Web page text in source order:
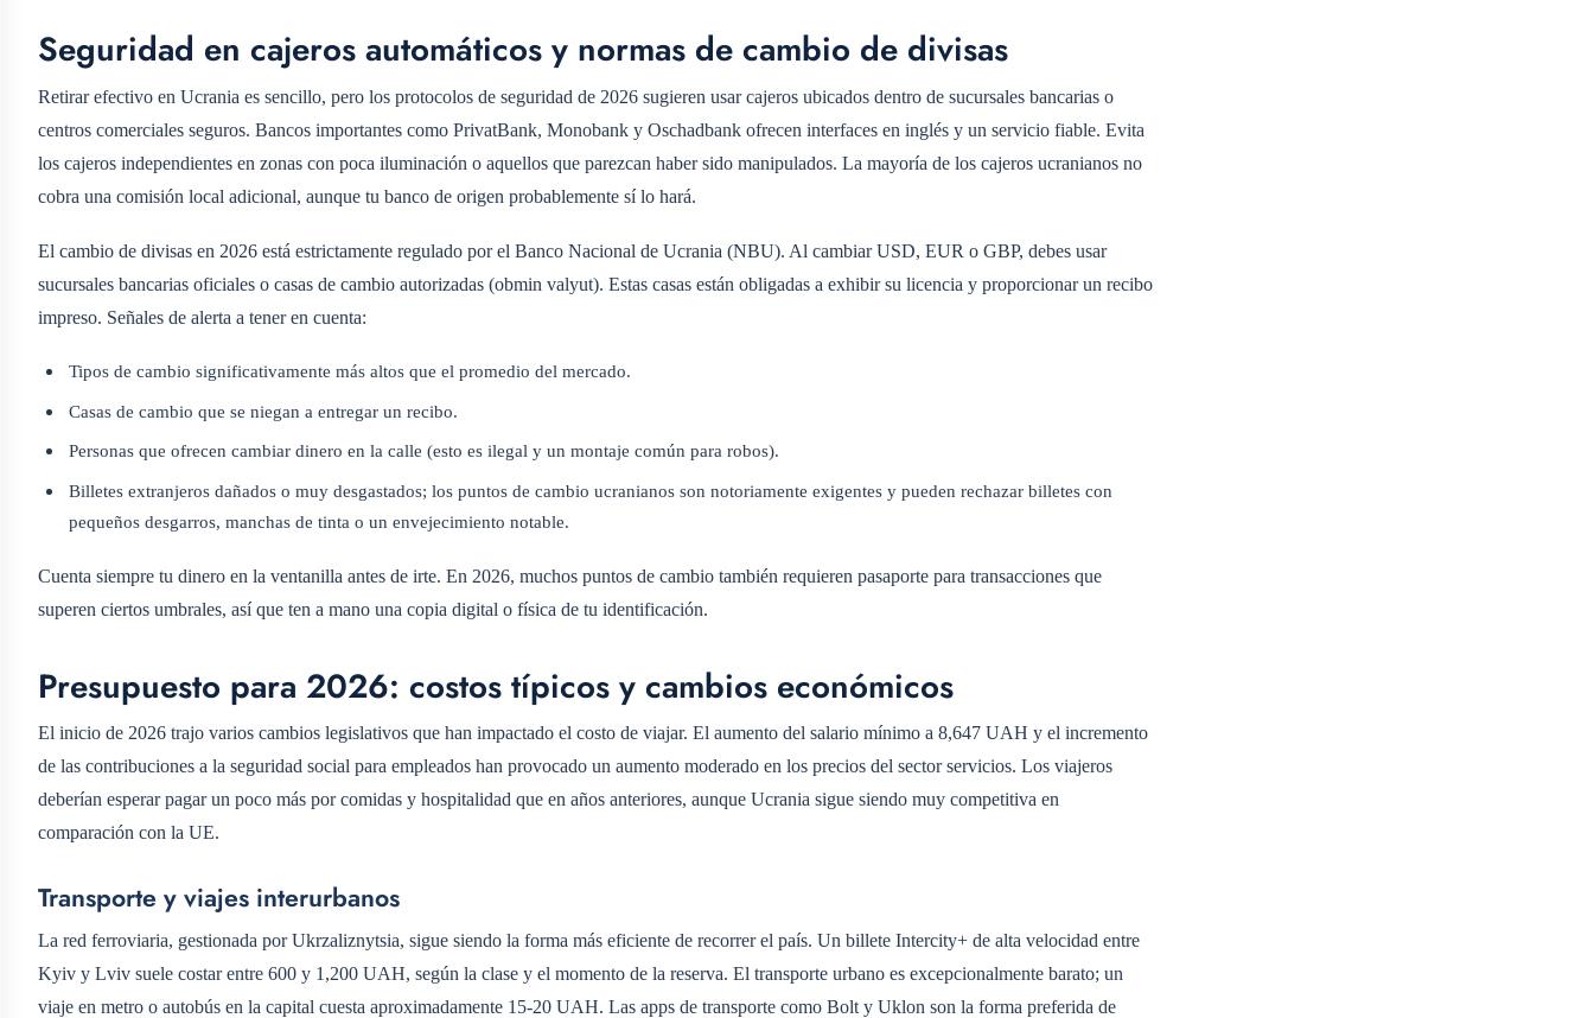
Seguridad en cajeros automáticos y normas de cambio de divisas
Retirar efectivo en Ucrania es sencillo, pero los protocolos de seguridad de 2026 sugieren usar cajeros ubicados dentro de sucursales bancarias o
centros comerciales seguros. Bancos importantes como PrivatBank, Monobank y Oschadbank ofrecen interfaces en inglés y un servicio fiable. Evita
los cajeros independientes en zonas con poca iluminación o aquellos que parezcan haber sido manipulados. La mayoría de los cajeros ucranianos no
cobra una comisión local adicional, aunque tu banco de origen probablemente sí lo hará.
El cambio de divisas en 2026 está estrictamente regulado por el Banco Nacional de Ucrania (NBU). Al cambiar USD, EUR o GBP, debes usar
sucursales bancarias oficiales o casas de cambio autorizadas (obmin valyut). Estas casas están obligadas a exhibir su licencia y proporcionar un recibo
impreso. Señales de alerta a tener en cuenta:
Tipos de cambio significativamente más altos que el promedio del mercado.
Casas de cambio que se niegan a entregar un recibo.
Personas que ofrecen cambiar dinero en la calle (esto es ilegal y un montaje común para robos).
Billetes extranjeros dañados o muy desgastados; los puntos de cambio ucranianos son notoriamente exigentes y pueden rechazar billetes con
pequeños desgarros, manchas de tinta o un envejecimiento notable.
Cuenta siempre tu dinero en la ventanilla antes de irte. En 2026, muchos puntos de cambio también requieren pasaporte para transacciones que
superen ciertos umbrales, así que ten a mano una copia digital o física de tu identificación.
Presupuesto para 2026: costos típicos y cambios económicos
El inicio de 2026 trajo varios cambios legislativos que han impactado el costo de viajar. El aumento del salario mínimo a 8,647 UAH y el incremento
de las contribuciones a la seguridad social para empleados han provocado un aumento moderado en los precios del sector servicios. Los viajeros
deberían esperar pagar un poco más por comidas y hospitalidad que en años anteriores, aunque Ucrania sigue siendo muy competitiva en
comparación con la UE.
Transporte y viajes interurbanos
La red ferroviaria, gestionada por Ukrzaliznytsia, sigue siendo la forma más eficiente de recorrer el país. Un billete Intercity+ de alta velocidad entre
Kyiv y Lviv suele costar entre 600 y 1,200 UAH, según la clase y el momento de la reserva. El transporte urbano es excepcionalmente barato; un
viaje en metro o autobús en la capital cuesta aproximadamente 15-20 UAH. Las apps de transporte como Bolt y Uklon son la forma preferida de